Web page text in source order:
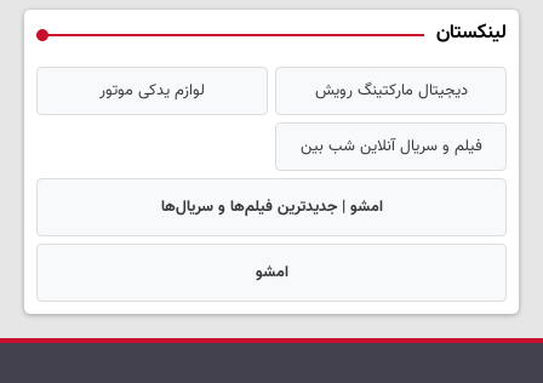
لینکستان
دیجیتال مارکتینگ رویش لوازم یدکی موتور
فیلم و سریال آنلاین شب بین
امشو | جدیدترین فیلم‌ها و سریال‌ها
امشو